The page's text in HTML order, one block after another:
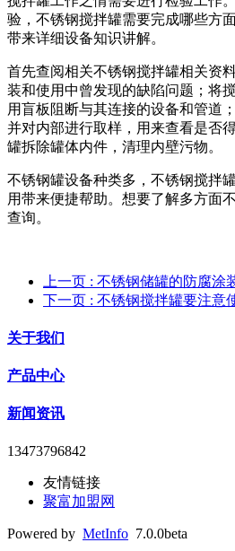
验，不锈钢搅拌罐需要完成哪些方
带来详细设备知识讲解。
首先查阅相关不锈钢搅拌罐相关资
装和使用中曾发现的缺陷问题；将
用盲板阻断与其连接的设备和管道
并对内部进行取样，用来查看是否
罐拆除罐体内件，清理内壁污物。
不锈钢罐设备种类多，不锈钢搅拌
用带来便捷帮助。想要了解多方面
查询。
上一页 : 不锈钢储罐的防腐涂
下一页 : 不锈钢搅拌罐要注意
关于我们
产品中心
新闻资讯
13473796842
友情链接
聚富加盟网
Powered by MetInfo 7.0.0beta